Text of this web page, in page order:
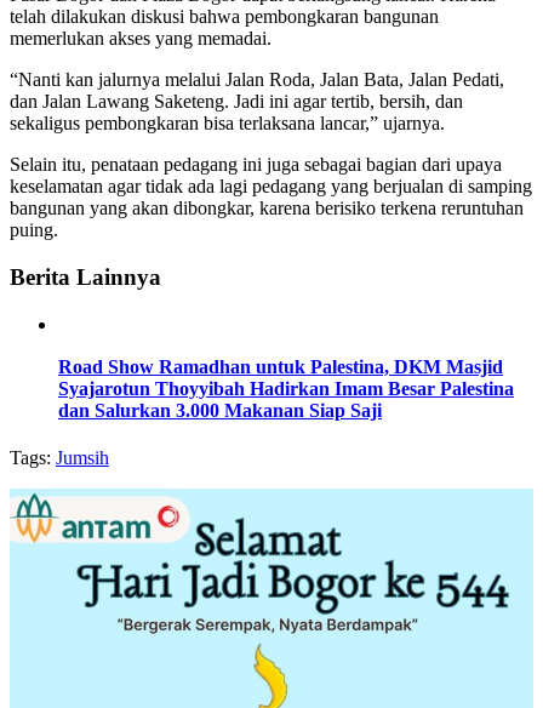
telah dilakukan diskusi bahwa pembongkaran bangunan
memerlukan akses yang memadai.
“Nanti kan jalurnya melalui Jalan Roda, Jalan Bata, Jalan Pedati,
dan Jalan Lawang Saketeng. Jadi ini agar tertib, bersih, dan
sekaligus pembongkaran bisa terlaksana lancar,” ujarnya.
Selain itu, penataan pedagang ini juga sebagai bagian dari upaya
keselamatan agar tidak ada lagi pedagang yang berjualan di samping
bangunan yang akan dibongkar, karena berisiko terkena reruntuhan
puing.
Berita Lainnya
Road Show Ramadhan untuk Palestina, DKM Masjid
Syajarotun Thoyyibah Hadirkan Imam Besar Palestina
dan Salurkan 3.000 Makanan Siap Saji
Tags: Jumsih